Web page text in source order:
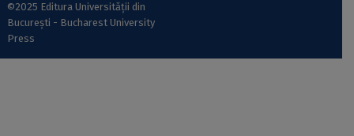
©2025 Editura Universității din
București - Bucharest University
Press